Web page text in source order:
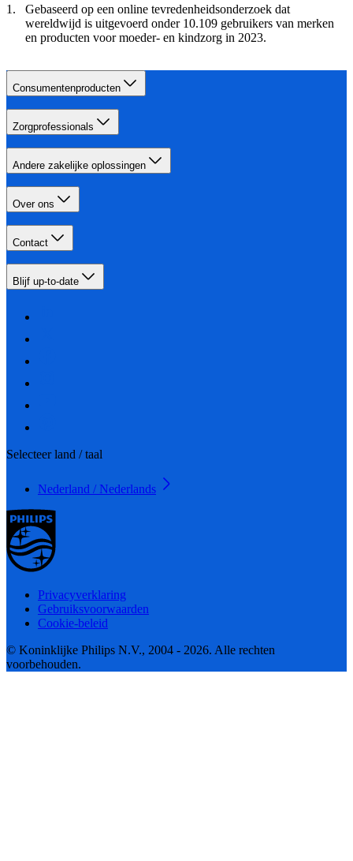
Gebaseerd op een online tevredenheidsonderzoek dat
wereldwijd is uitgevoerd onder 10.109 gebruikers van merken
en producten voor moeder- en kindzorg in 2023.
Consumentenproducten
Zorgprofessionals
Andere zakelijke oplossingen
Over ons
Contact
Blijf up-to-date
Selecteer land / taal
Nederland / Nederlands
Privacyverklaring
Gebruiksvoorwaarden
Cookie-beleid
© Koninklijke Philips N.V., 2004 - 2026. Alle rechten
voorbehouden.